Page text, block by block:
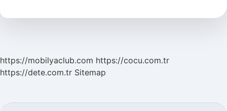
verilir
https://mobilyaclub.com https://cocu.com.tr
https://dete.com.tr Sitemap